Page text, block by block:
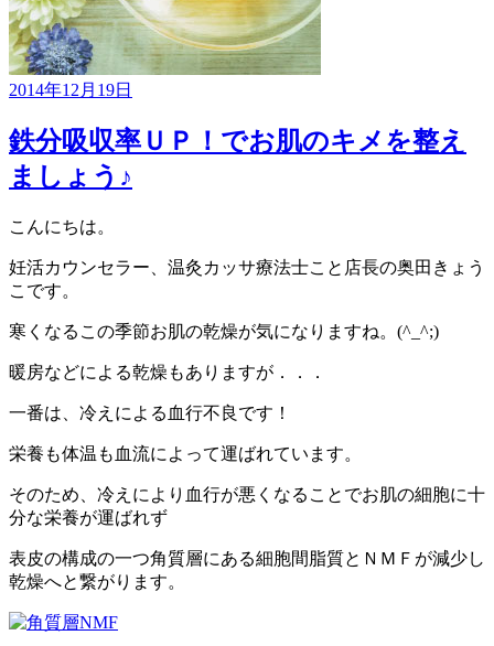
2014年12月19日
鉄分吸収率ＵＰ！でお肌のキメを整え
ましょう♪
こんにちは。
妊活カウンセラー、温灸カッサ療法士こと店長の奥田きょう
こです。
寒くなるこの季節お肌の乾燥が気になりますね。(^_^;)
暖房などによる乾燥もありますが．．．
一番は、冷えによる血行不良です！
栄養も体温も血流によって運ばれています。
そのため、冷えにより血行が悪くなることでお肌の細胞に十
分な栄養が運ばれず
表皮の構成の一つ角質層にある細胞間脂質とＮＭＦが減少し
乾燥へと繋がります。